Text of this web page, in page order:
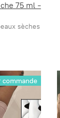
75 ml -
sèches
commande